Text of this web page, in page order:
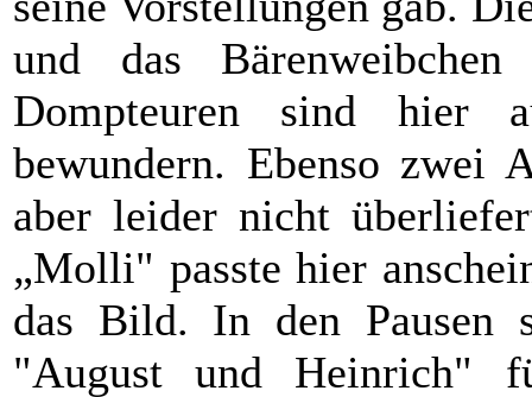
und das
Dompteuren sind hier
bewundern. Ebenso zwei
aber leider nicht
„Molli" passte hier
das Bild. In den Pausen
"August und Heinrich"